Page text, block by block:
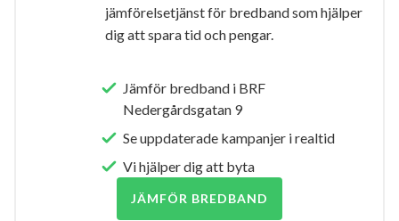
jämförelsetjänst för bredband som hjälper
dig att spara tid och pengar.
Jämför bredband i BRF
Nedergårdsgatan 9
Se uppdaterade kampanjer i realtid
Vi hjälper dig att byta
JÄMFÖR BREDBAND